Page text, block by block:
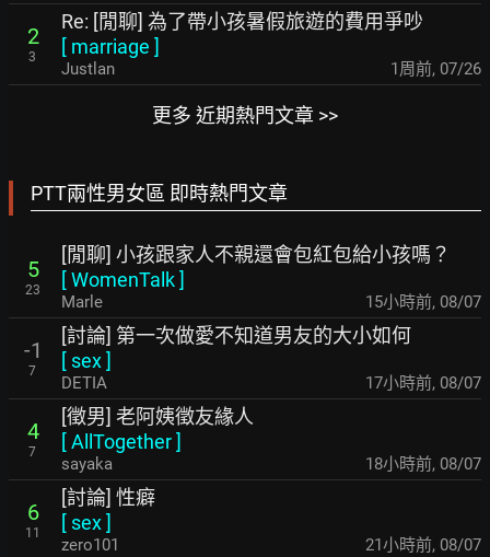
2
3
Re: [閒聊] 為了帶小孩暑假旅遊的費用爭吵
[ marriage ]
Justlan 1周前, 07/26
更多 近期熱門文章 >>
PTT兩性男女區 即時熱門文章
5
23
[閒聊] 小孩跟家人不親還會包紅包給小孩嗎？
[WomenTalk]
Marle 15小時前, 08/07
-1
7
[討論] 第一次做愛不知道男友的大小如何
[ sex]
DETIA 17小時前, 08/07
4
7
[徵男] 老阿姨徵友緣人
[AllTogether]
sayaka 18小時前, 08/07
6
11
[討論] 性癖
[ sex]
zero101 21小時前, 08/07